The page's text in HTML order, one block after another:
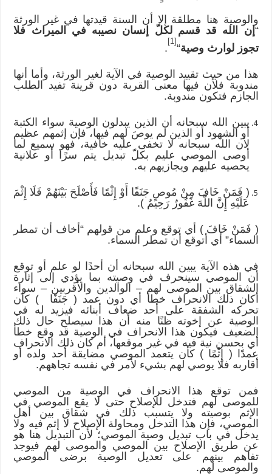
والوصية هنا مطلقة إلا أن السنة قيدتها في غير الورثة
“إن الله قد قسم لكلّ إنسان نصيبه في الميراث فلا
تجوز لوارث وصية“
[1]
.
هذا من حيث تقييد الوصية في الآية لغير الورثة، وأما أنها
مندوبة فلأن فيها معنى القربة دون قرينة تفيد الطلب
الجازم فتكون مندوبة.
يبين الله سبحانه أن الذين يبدلون الوصية سواء الكتبة
أو الشهود أو الذين لم يوصَ لهم فيها، فإن إثمهم عظيم
لأن الله سبحانه لا تخفى عليه خافية، فهو سميع لما
أوصى الموصي عليم بكلّ تبديل يتم سرًا أو علانية
يحصيه عليهم ويجازيهم به.
( فَمَنْ خَافَ مِنْ مُوصٍ جَنَفًا أَوْ إِثْمًا فَأَصْلَحَ بَيْنَهُمْ فَلَا إِثْمَ
عَلَيْهِ إِنَّ اللَّهَ غَفُورٌ رَحِيمٌ ).
( فَمَنْ خَافَ ) أي توقع وعلم من قولهم “أخاف أن تمطر
السماء” أي أتوقع أن تمطر السماء.
في هذه الآية يبين الله سبحانه أن أحدًا لو علم أو توقع
أن الموصي سينحرف في وصيته بما يؤدي إلى إثارة
الشقاق بين الموصى لهم – الوالدين والأقربين – سواء
أكان ذلك الانحراف خطأ أي دون عمد ( جَنَفًا ) كأن
تحركه الشفقة على أحد ضعاف أبنائه فيزيد له في
الوصية عن إخوته ظنًا منه أن هذا سيصلح حال ذلك
الضعيف فيكون هذا الانحراف في الوصية قد وقع خطأ
أي بحسن نية فيه في غير موقعها، أم كان ذلك الانحراف
عمدًا ( إِثْمًا ) كأن يتعمد الموصي مضايقة أحد ولده أو
أقاربه فلا يوصي لهم بشيء لأمر في نفسه تجاههم.
فمن توقع هذا الانحراف في الوصية من الموصي
للموصى لهم فتدخل للإصلاح حتى لا يقع الموصي في
الإثم بوصيته ولا يتسبب ذلك في شقاق بين أهل
الموصي، فإن هذا التدخل ومحاولة الإصلاح لا إثم فيه ولا
يدخل في باب تبديل وصية الموصي؛ لأن التبديل هنا هو
عن طريق الإصلاح بين الموصي والموصى لهم فيوجد
تفاهم بينهم على تعديل الوصية برضى الموصي
والموصى لهم.